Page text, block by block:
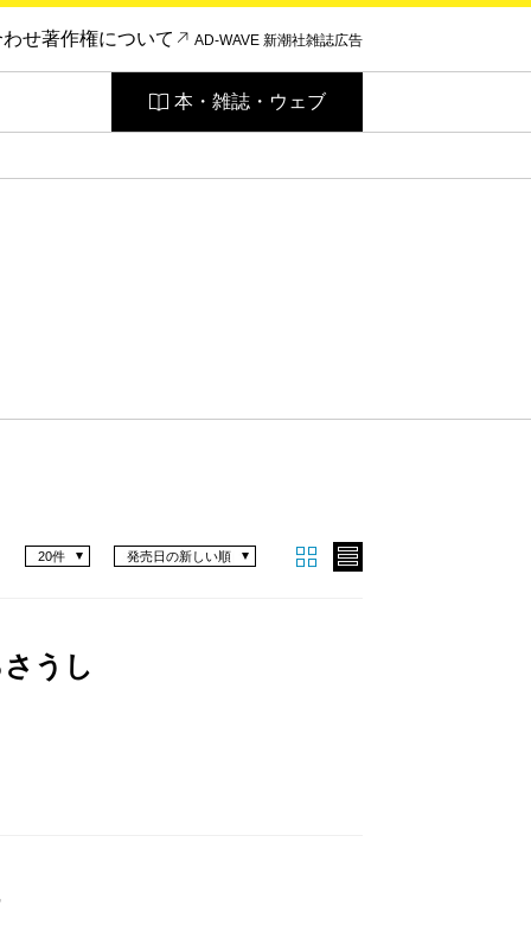
せ著作権について AD-WAVE 新潮社雑誌広告
本・雑誌・ウェブ
発売日の新しい順
20件
うし